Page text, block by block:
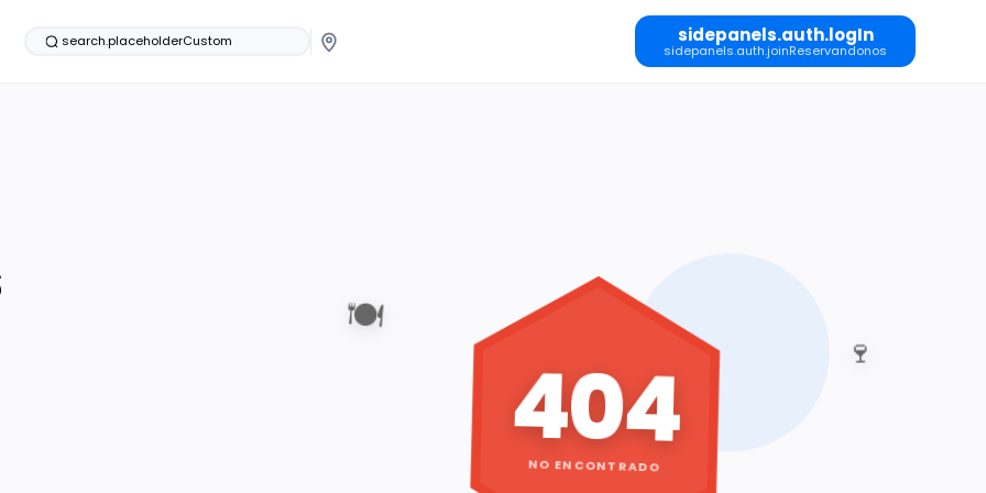
search.placeholderCustom sidepanels.auth.logIn
sidepanels.auth.joinReservandonos
🍽️
🍷
404
NO ENCONTRADO